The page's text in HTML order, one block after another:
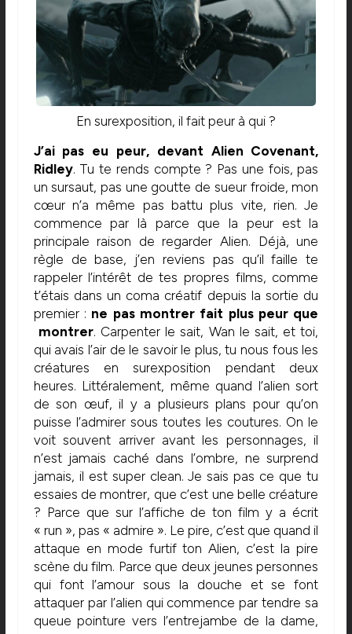
En surexposition, il fait peur à qui ?
J’ai pas eu peur, devant Alien Covenant,
Ridley. Tu te rends compte ? Pas une fois, pas
un sursaut, pas une goutte de sueur froide, mon
cœur n’a même pas battu plus vite, rien. Je
commence par là parce que la peur est la
principale raison de regarder Alien. Déjà, une
règle de base, j’en reviens pas qu’il faille te
rappeler l’intérêt de tes propres films, comme
t’étais dans un coma créatif depuis la sortie du
premier : ne pas montrer fait plus peur que
montrer. Carpenter le sait, Wan le sait, et toi,
qui avais l’air de le savoir le plus, tu nous fous les
créatures en surexposition pendant deux
heures. Littéralement, même quand l’alien sort
de son œuf, il y a plusieurs plans pour qu’on
puisse l’admirer sous toutes les coutures. On le
voit souvent arriver avant les personnages, il
n’est jamais caché dans l’ombre, ne surprend
jamais, il est super clean. Je sais pas ce que tu
essaies de montrer, que c’est une belle créature
? Parce que sur l’affiche de ton film y a écrit
« run », pas « admire ». Le pire, c’est que quand il
attaque en mode furtif ton Alien, c’est la pire
scène du film. Parce que deux jeunes personnes
qui font l’amour sous la douche et se font
attaquer par l’alien qui commence par tendre sa
queue pointure vers l’entrejambe de la dame,